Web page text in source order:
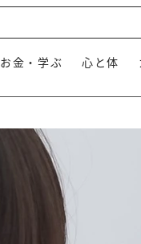
お金・学ぶ 心と体